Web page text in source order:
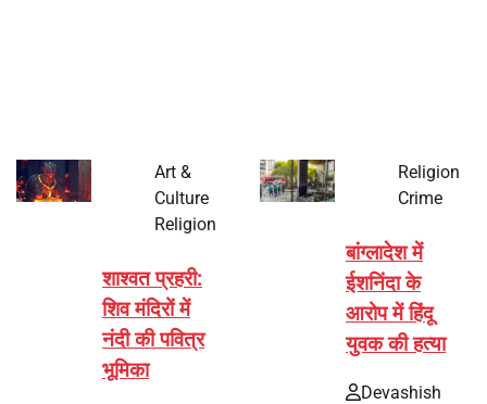
Art &
Culture
Religion
शाश्वत प्रहरी:
शिव मंदिरों में
नंदी की पवित्र
भूमिका
Religion
Crime
बांग्लादेश में
ईशनिंदा के
आरोप में हिंदू
युवक की हत्या
Devashish